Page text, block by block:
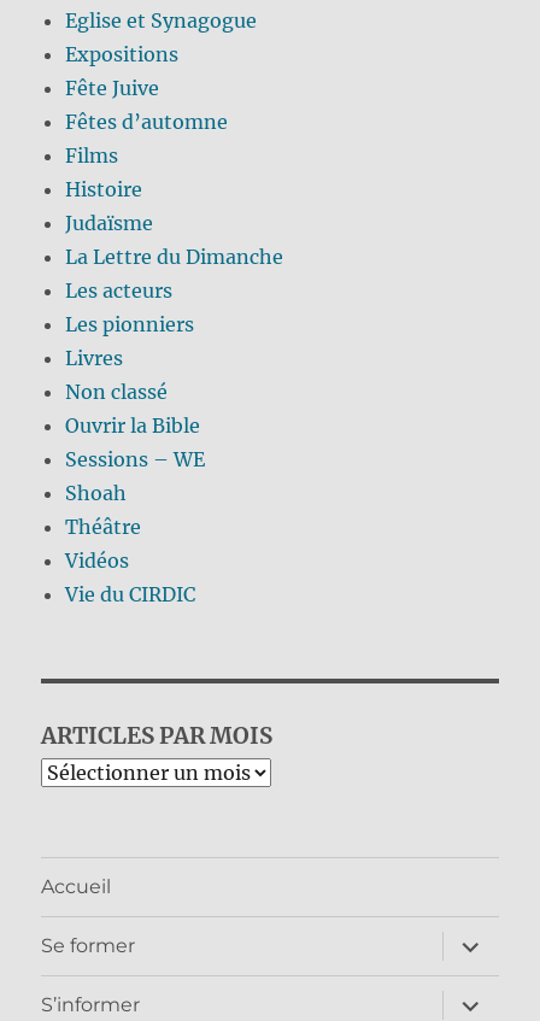
Eglise et Synagogue
Expositions
Fête Juive
Fêtes d’automne
Films
Histoire
Judaïsme
La Lettre du Dimanche
Les acteurs
Les pionniers
Livres
Non classé
Ouvrir la Bible
Sessions – WE
Shoah
Théâtre
Vidéos
Vie du CIRDIC
ARTICLES PAR MOIS
Archives
Accueil
Se former
ouvrir
le
sous-
menu
S’informer
ouvrir